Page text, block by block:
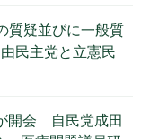
質疑並びに一般質
民主党と立憲民
開会 自民党成田